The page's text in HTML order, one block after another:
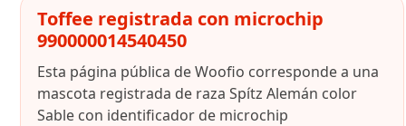
Toffee registrada con microchip
990000014540450
Esta página pública de Woofio corresponde a una
mascota registrada de raza Spítz Alemán color
Sable con identificador de microchip